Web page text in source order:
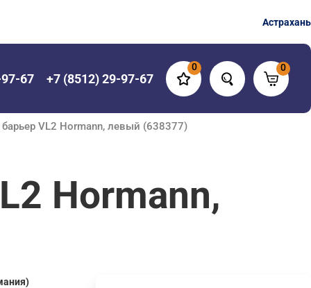
Астрахань
67 +7 (8512) 29-97-67
0 0
VL2 Hormann, левый (638377)
Hormann,